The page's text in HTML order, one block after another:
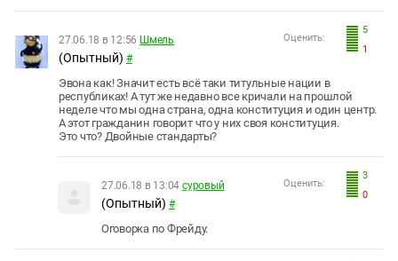
5
1
Оценить:
27.06.18 в 12:56 Шмель
(Опытный) #
Эвона как! Значит есть всё таки титульные нации в
республиках! А тут же недавно все кричали на прошлой
неделе что мы одна страна, одна конституция и один центр.
А этот гражданин говорит что у них своя конституция.
Это что? Двойные стандарты?
3
0
Оценить:
27.06.18 в 13:04 суровый
(Опытный) #
Оговорка по Фрейду.